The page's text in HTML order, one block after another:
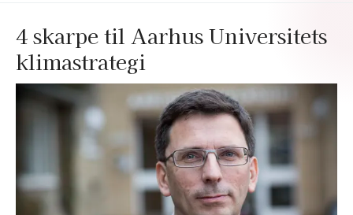
4 skarpe til Aarhus Universitets
klimastrategi